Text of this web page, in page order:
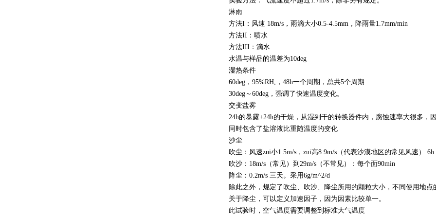
淋雨
方法I：风速 18m/s，雨滴大小0.5-4.5mm，降雨量1.7mm/min
方法II：喷水
方法III：滴水
水温与样品的温差为10deg
湿热条件
60deg，95%RH,，48h一个周期，总共5个周期
30deg～60deg，强调了快速温度变化。
交变盐雾
24h的暴露+24h的干燥，从湿到干的转换器件内，腐蚀速率大很多，
同时包含了盐溶液比重随温度的变化
沙尘
吹尘：风速zui小1.5m/s，zui高8.9m/s（代表沙漠地区的常见风速）
吹沙：18m/s（常见）到29m/s（不常见）：每个面90min
降尘：0.2m/s 三天。采用6g/m^2/d
除此之外，规定了吹尘、吹沙、降尘所用的颗粒大小，不同使用地点
关于降尘，可以定义加速因子，因为因素比较单一。
此试验时，空气温度需要调整到标准大气温度